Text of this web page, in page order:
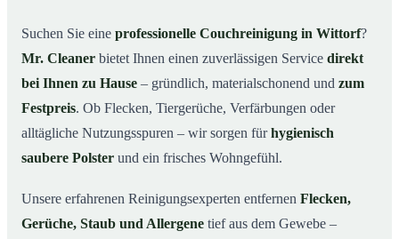
03 Warum Mr. Cleaner in Wittorf?
04So läuft Ihre Couchreinigung in Wittorf ab
05Couchreinigung in Wittorf & Umgebung
So wird Ihre Couch in Wittorf gründlich gereinigt
Suchen Sie eine professionelle Couchreinigung in Wittorf?
Mr. Cleaner bietet Ihnen einen zuverlässigen Service direkt
bei Ihnen zu Hause – gründlich, materialschonend und zum
Festpreis. Ob Flecken, Tiergerüche, Verfärbungen oder
alltägliche Nutzungsspuren – wir sorgen fürhygienisch
saubere Polster und ein frisches Wohngefühl.
Unsere erfahrenen Reinigungsexperten entfernen Flecken,
Gerüche, Staub und Allergene tief aus dem Gewebe –